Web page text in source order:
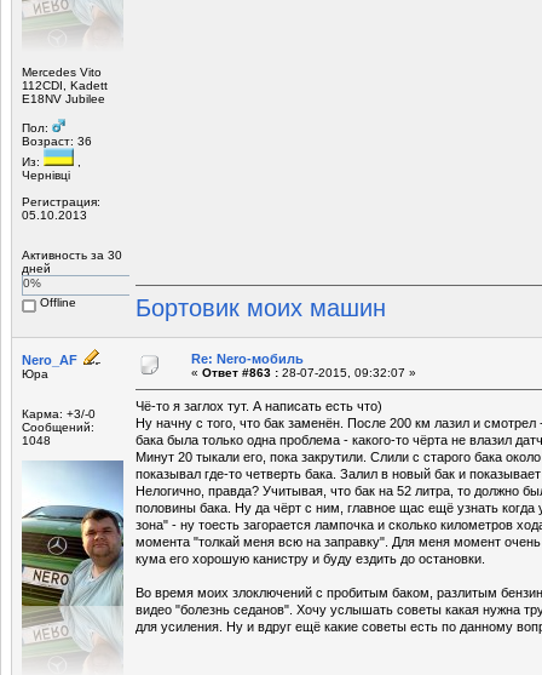
Mercedes Vito
112CDI, Kadett
E18NV Jubilee
Пол:
Возраст: 36
Из:
Чернівці
Регистрация:
05.10.2013
Активность за 30
дней
0%
Offline
Бортовик моих машин
Nero_AF
Юра
Карма: +3/-0
Сообщений:
1048
Re: Nero-мобиль
« Ответ #863 : 28-07-2015, 09:32:07 »
Чё-то я заглох тут. А написать есть что)
Ну начну с того, что бак заменён. После 200 км лазил и
бака была только одна проблема - какого-то чёрта не влазил
Минут 20 тыкали его, пока закрутили. Слили с старого бака
показывал где-то четверть бака. Залил в новый бак и
Нелогично, правда? Учитывая, что бак на 52 литра, то должно
половины бака. Ну да чёрт с ним, главное щас ещё узнать когда
зона" - ну тоесть загорается лампочка и сколько километров
момента "толкай меня всю на заправку". Для меня момент
кума его хорошую канистру и буду ездить до остановки.
Во время моих злоключений с пробитым баком, разлитым
видео "болезнь седанов". Хочу услышать советы какая нужна
для усиления. Ну и вдруг ещё какие советы есть по данному